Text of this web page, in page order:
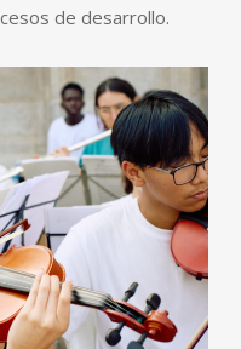
de desarrollo.